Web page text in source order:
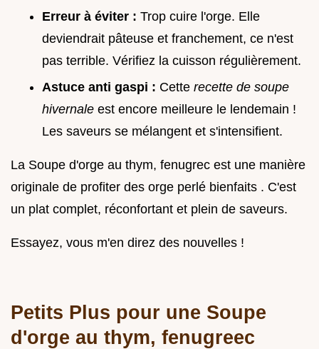
Erreur à éviter : Trop cuire l'orge. Elle
deviendrait pâteuse et franchement, ce n'est
pas terrible. Vérifiez la cuisson régulièrement.
Astuce anti gaspi : Cette recette de soupe
hivernale est encore meilleure le lendemain !
Les saveurs se mélangent et s'intensifient.
La Soupe d'orge au thym, fenugrec est une manière
originale de profiter des orge perlé bienfaits . C'est
un plat complet, réconfortant et plein de saveurs.
Essayez, vous m'en direz des nouvelles !
Petits Plus pour une Soupe
d'orge au thym, fenugreec